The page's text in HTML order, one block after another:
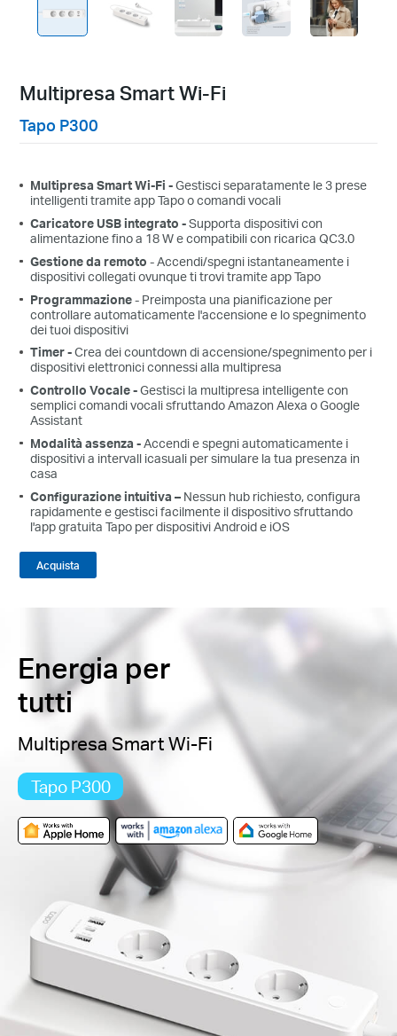
Multipresa Smart Wi-Fi
Tapo P300
Multipresa Smart Wi-Fi -Gestisci separatamente le 3 prese
intelligenti tramite app Tapo o comandi vocali
Caricatore USB integrato-Supporta dispositivi con
alimentazione fino a 18 W e compatibili con ricarica QC3.0
Gestione da remoto- Accendi/spegni istantaneamente i
dispositivi collegati ovunque ti trovi tramite app Tapo
Programmazione- Preimposta una pianificazione per
controllare automaticamente l'accensione e lo spegnimento
dei tuoi dispositivi
Timer-Crea deicountdown di accensione/spegnimento per i
dispositivi elettronici connessi alla multipresa
Controllo Vocale-Gestisci la multipresa intelligente con
semplici comandi vocali sfruttando Amazon Alexa o Google
Assistant
Modalità assenza -Accendi e spegni automaticamente i
dispositivi a intervall icasuali per simulare la tua presenza in
casa
Configurazione intuitiva– Nessun hub richiesto, configura
rapidamente e gestisci facilmente il dispositivo sfruttando
l'app gratuita Tapo per dispositivi Android e iOS
Acquista
Energia per
tutti
Multipresa Smart Wi-Fi
Tapo P300